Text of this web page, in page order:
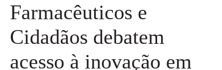
Farmacêuticos e
Cidadãos debatem
acesso à inovação em